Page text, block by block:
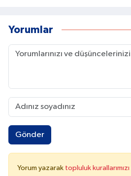
Yorumlar
Gönder
Yorum yazarak topluluk kurallarımızı